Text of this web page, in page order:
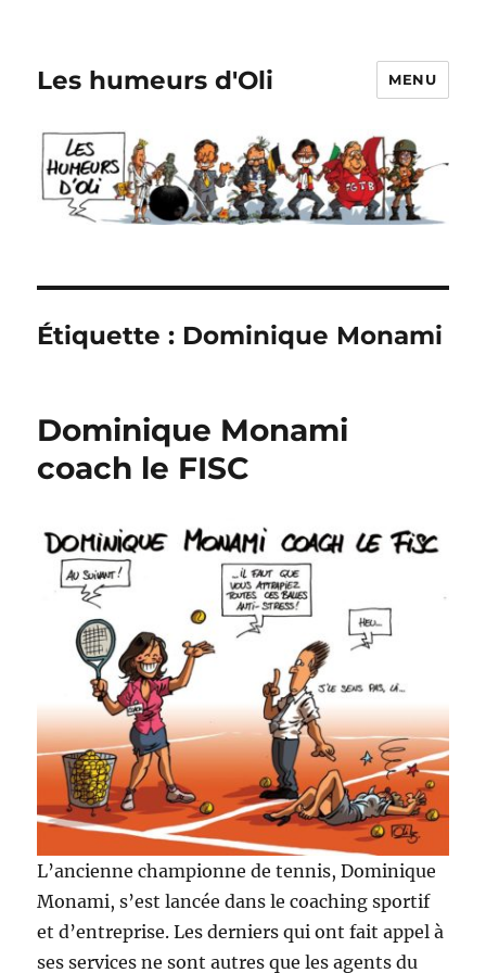
Les humeurs d'Oli MENU
Étiquette : Dominique Monami
Dominique Monami
coach le FISC
L’ancienne championne de tennis, Dominique
Monami, s’est lancée dans le coaching sportif
et d’entreprise. Les derniers qui ont fait appel à
ses services ne sont autres que les agents du